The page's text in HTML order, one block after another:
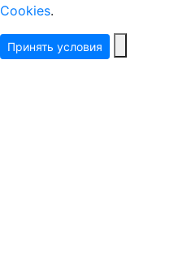
Cookies.
Принять условия